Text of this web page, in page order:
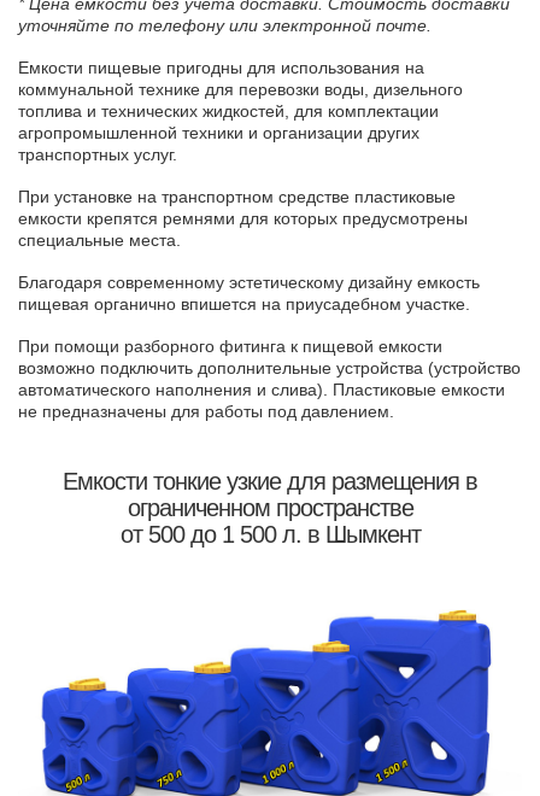
* Цена емкости без учета доставки. Стоимость доставки
уточняйте по телефону или электронной почте.
Емкости пищевые пригодны для использования на
коммунальной технике для перевозки воды, дизельного
топлива и технических жидкостей, для комплектации
агропромышленной техники и организации других
транспортных услуг.
При установке на транспортном средстве пластиковые
емкости крепятся ремнями для которых предусмотрены
специальные места.
Благодаря современному эстетическому дизайну емкость
пищевая органично впишется на приусадебном участке.
При помощи разборного фитинга к пищевой емкости
возможно подключить дополнительные устройства (устройство
автоматического наполнения и слива). Пластиковые емкости
не предназначены для работы под давлением.
Емкости тонкие узкие для размещения в
ограниченном пространстве
от 500 до 1 500 л. в Шымкент